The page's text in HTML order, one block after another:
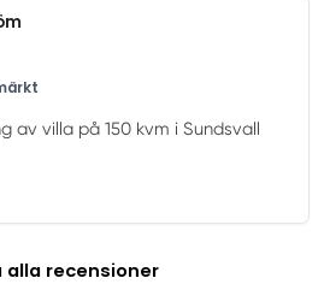
av villa på 150 kvm i Sundsvall
alla recensioner